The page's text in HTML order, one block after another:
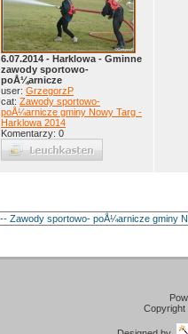
6.07.2014 - Harklowa - Gminne
zawody sportowo-
poÅ¼arnicze
user: GrzegorzP
cat: Zawody sportowo-
poÅ¼arnicze gminy Nowy Targ -
Harklowa 2014
Komentarzy: 0